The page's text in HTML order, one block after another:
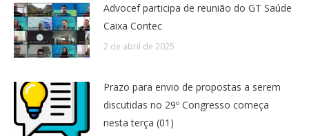
Advocef participa de reunião do GT Saúde
Caixa Contec
2 de abril de 2025
Prazo para envio de propostas a serem
discutidas no 29º Congresso começa
nesta terça (01)